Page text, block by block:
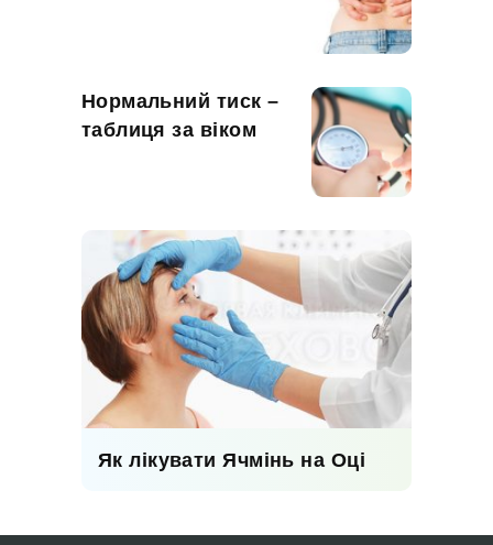
Нормальний тиск –
таблиця за віком
Як лікувати Ячмінь на Оці